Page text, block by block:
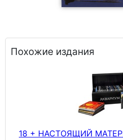
Похожие издания
18 + НАСТОЯЩИЙ